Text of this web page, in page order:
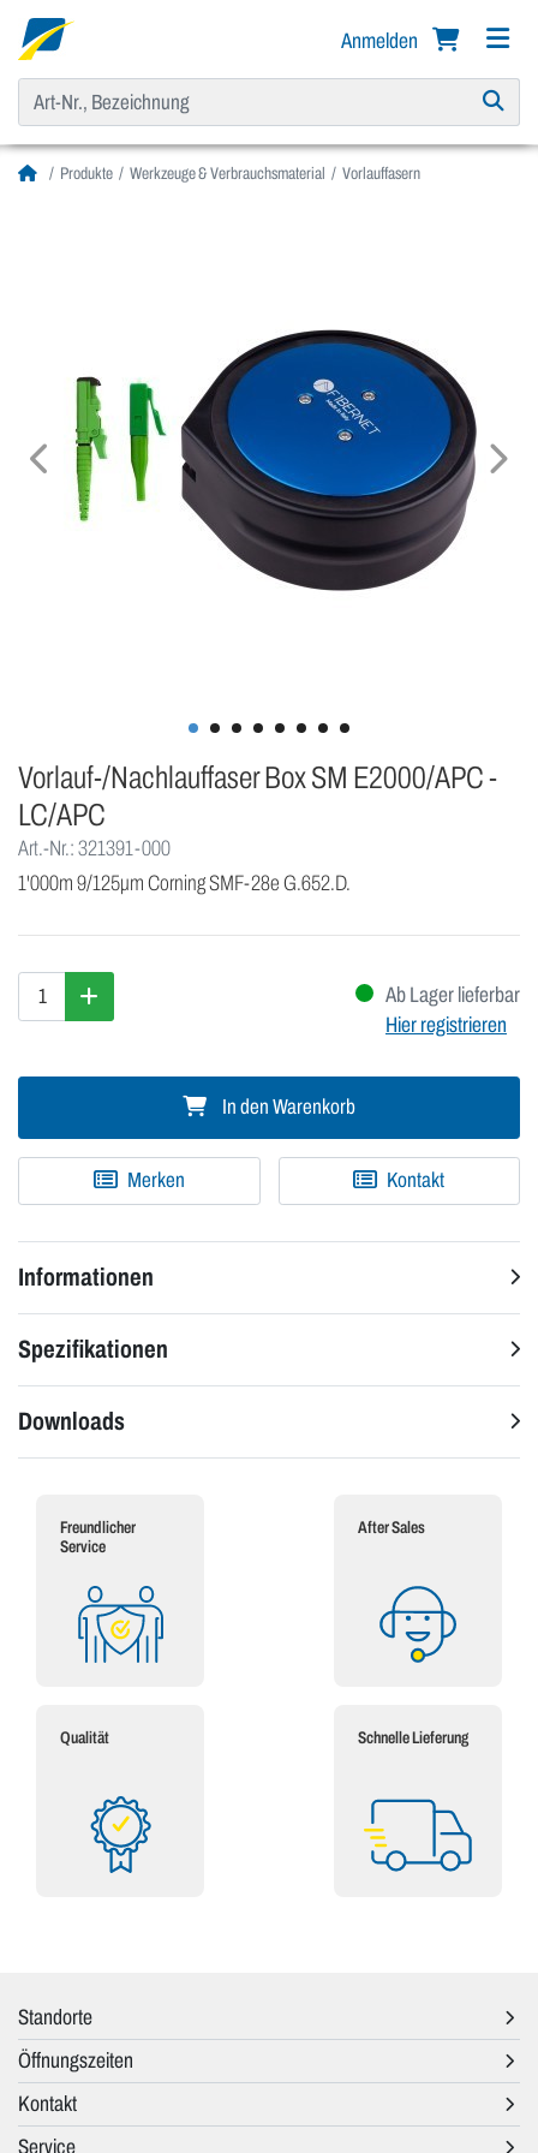
Anmelden
Produkte Werkzeuge & Verbrauchsmaterial Vorlauffasern
Vorlauf-/Nachlauffaser Box SM E2000/APC -
LC/APC
Art.-Nr.: 321391-000
1'000m 9/125μm Corning SMF-28e G.652.D.
Ab Lager lieferbar
Hier registrieren
In den Warenkorb
Merken Kontakt
Informationen
Spezifikationen
Downloads
Freundlicher
Service
After Sales
Qualität Schnelle Lieferung
Standorte
Öffnungszeiten
Kontakt
Service